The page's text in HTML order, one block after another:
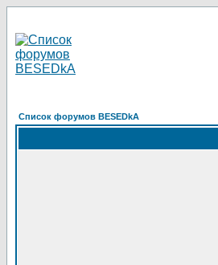
Список форумов BESEDkA